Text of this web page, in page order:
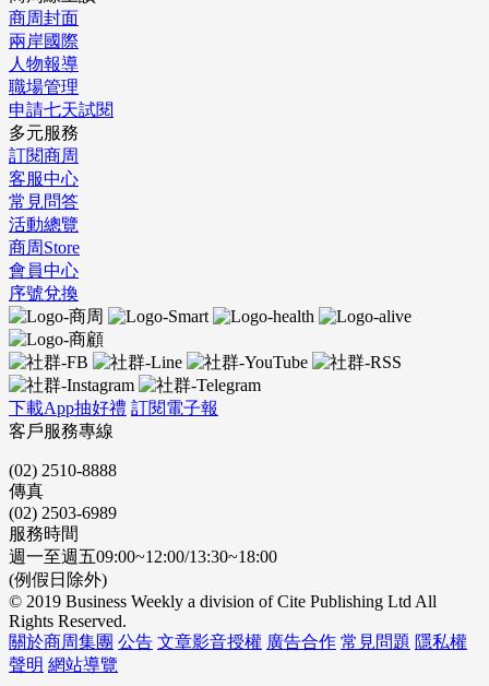
商周封面
兩岸國際
人物報導
職場管理
申請七天試閱
多元服務
訂閱商周
客服中心
常見問答
活動總覽
商周Store
會員中心
序號兌換
下載App抽好禮 訂閱電子報
客戶服務專線
(02) 2510-8888
傳真
(02) 2503-6989
服務時間
週一至週五09:00~12:00/13:30~18:00
(例假日除外)
© 2019 Business Weekly a division of Cite Publishing Ltd All
Rights Reserved.
關於商周集團 公告 文章影音授權 廣告合作 常見問題 隱私權
聲明 網站導覽